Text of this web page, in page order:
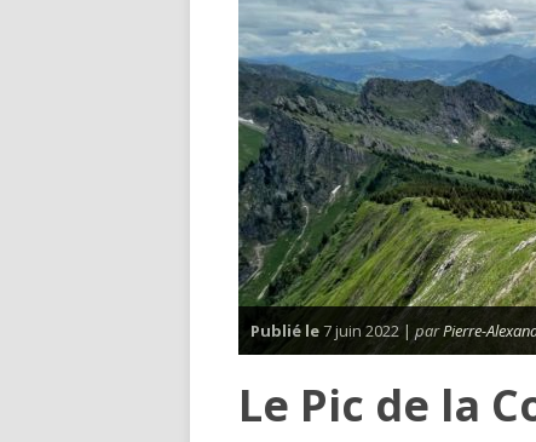
Publié le7 juin 2022 | parPierre-
Le Pic de la